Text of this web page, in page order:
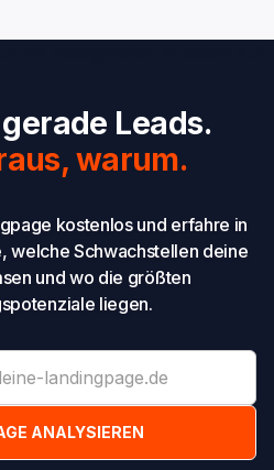
Leads.
warum.
kostenlos und erfahre in
welche Schwachstellen deine
und wo die größten
liegen.